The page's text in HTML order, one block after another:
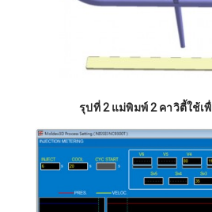
รุปที่ 2 แม่พิมพ์ 2 คาวิตี้ใช้เ